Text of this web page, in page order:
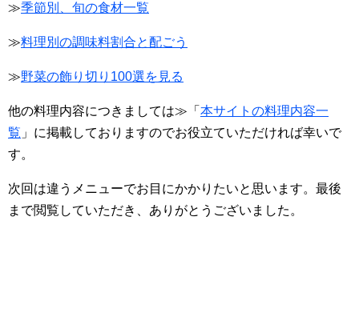
≫季節別、旬の食材一覧
≫料理別の調味料割合と配ごう
≫野菜の飾り切り100選を見る
他の料理内容につきましては≫「 本サイトの料理内容一
覧 」に掲載しておりますのでお役立ていただければ幸いで
す。
次回は違うメニューでお目にかかりたいと思います。最後
まで閲覧していただき、ありがとうございました。